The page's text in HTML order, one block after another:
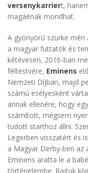
versenykarriert,
magáénak mondhat.
A gyönyörű szürke
a magyar futtatók és
kétévesen, 2016-ban
féltestvére, Eminens
Nemzeti Díjban, majd
számú esélyesként
annak ellenére, hogy
számított, mégsem
tudott starthoz állni.
Legerben visszatért és
a Magyar Derby-ben az
Eminens aratta le a
történelembe. Rajtuk